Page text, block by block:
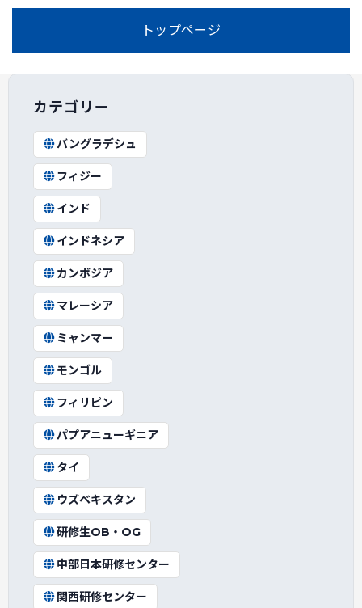
トップページ
カテゴリー
バングラデシュ
フィジー
インド
インドネシア
カンボジア
マレーシア
ミャンマー
モンゴル
フィリピン
パプアニューギニア
タイ
ウズベキスタン
研修生OB・OG
中部日本研修センター
関西研修センター